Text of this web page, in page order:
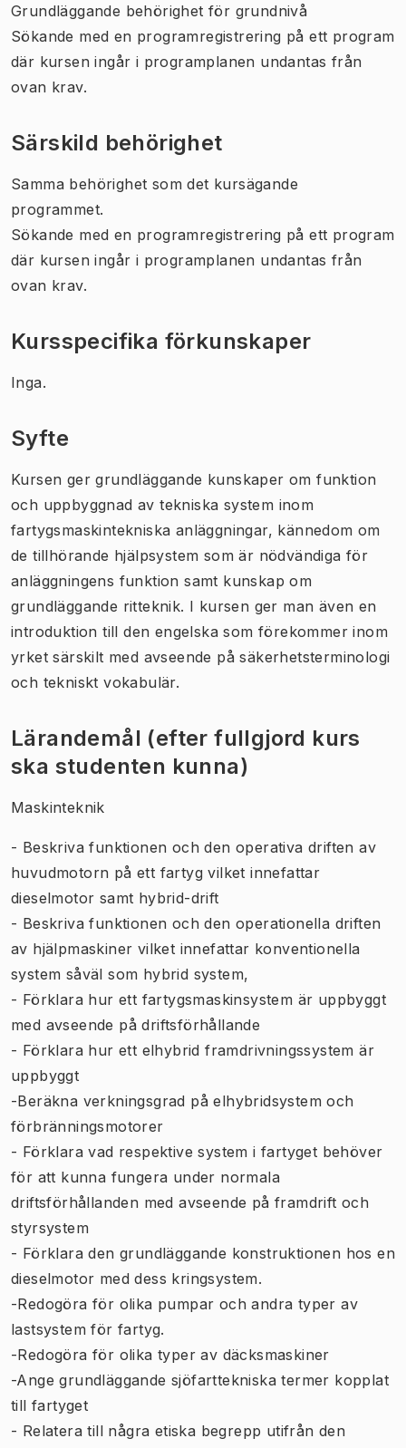
Grundläggande behörighet för grundnivå
Sökande med en programregistrering på ett program
där kursen ingår i programplanen undantas från
ovan krav.
Särskild behörighet
Samma behörighet som det kursägande
programmet.
Sökande med en programregistrering på ett program
där kursen ingår i programplanen undantas från
ovan krav.
Kursspecifika förkunskaper
Inga.
Syfte
Kursen ger grundläggande kunskaper om funktion
och uppbyggnad av tekniska system inom
fartygsmaskintekniska anläggningar, kännedom om
de tillhörande hjälpsystem som är nödvändiga för
anläggningens funktion samt kunskap om
grundläggande ritteknik. I kursen ger man även en
introduktion till den engelska som förekommer inom
yrket särskilt med avseende på säkerhetsterminologi
och tekniskt vokabulär.
Lärandemål (efter fullgjord kurs
ska studenten kunna)
Maskinteknik
- Beskriva funktionen och den operativa driften av
huvudmotorn på ett fartyg vilket innefattar
dieselmotor samt hybrid-drift
- Beskriva funktionen och den operationella driften
av hjälpmaskiner vilket innefattar konventionella
system såväl som hybrid system,
- Förklara hur ett fartygsmaskinsystem är uppbyggt
med avseende på driftsförhållande
- Förklara hur ett elhybrid framdrivningssystem är
uppbyggt
-Beräkna verkningsgrad på elhybridsystem och
förbränningsmotorer
- Förklara vad respektive system i fartyget behöver
för att kunna fungera under normala
driftsförhållanden med avseende på framdrift och
styrsystem
- Förklara den grundläggande konstruktionen hos en
dieselmotor med dess kringsystem.
-Redogöra för olika pumpar och andra typer av
lastsystem för fartyg.
-Redogöra för olika typer av däcksmaskiner
-Ange grundläggande sjöfarttekniska termer kopplat
till fartyget
- Relatera till några etiska begrepp utifrån den